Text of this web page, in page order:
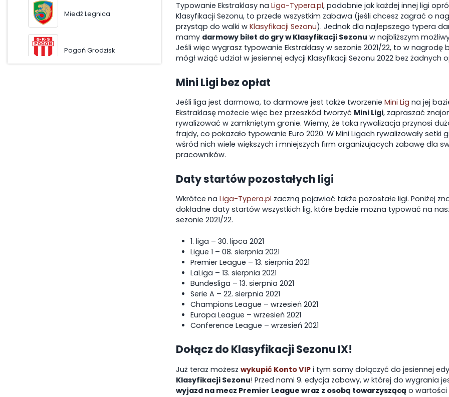
Miedź Legnica
Pogoń Grodzisk
Puszcza Niepołomice
Odra Opole
Stal Mielec
Stal Rzeszów Lechia
Typowanie Ekstraklasy na Liga-Typera.pl, podobnie jak każdej innej ligi
Klasyfikacji Sezonu, to przede wszystkim zabawa (jeśli chcesz zagrać o
przystąp do walki w Klasyfikacji Sezonu). Jednak dla najlepszego typera
mamy darmowy bilet do gry w Klasyfikacji Sezonu w najbliższym
Jeśli więc wygrasz typowanie Ekstraklasy w sezonie 2021/22, to w nagrodę
mógł wziąć udział w jesiennej edycji Klasyfikacji Sezonu 2022 bez żadnych
Mini Ligi bez opłat
Jeśli liga jest darmowa, to darmowe jest także tworzenie Mini Lig na jej
Ekstraklasę możecie więc bez przeszkód tworzyć Mini Ligi, zapraszać
rywalizować w zamkniętym gronie. Wiemy, że taka rywalizacja przynosi
frajdy, co pokazało typowanie Euro 2020. W Mini Ligach rywalizowały setki
wśród nich wiele większych i mniejszych firm organizujących zabawę dla
pracowników.
Daty startów pozostałych ligi
Wkrótce na Liga-Typera.pl zaczną pojawiać także pozostałe ligi. Poniżej
dokładne daty startów wszystkich lig, które będzie można typować na
sezonie 2021/22.
1. liga – 30. lipca 2021
Ligue 1 – 08. sierpnia 2021
Premier League – 13. sierpnia 2021
LaLiga – 13. sierpnia 2021
Bundesliga – 13. sierpnia 2021
Serie A – 22. sierpnia 2021
Champions League – wrzesień 2021
Europa League – wrzesień 2021
Conference League – wrzesień 2021
Dołącz do Klasyfikacji Sezonu IX!
Już teraz możesz wykupić Konto VIP i tym samy dołączyć do jesiennej
Klasyfikacji Sezonu! Przed nami 9. edycja zabawy, w której do wygrania
wyjazd na mecz Premier League wraz z osobą towarzyszącą o wartości